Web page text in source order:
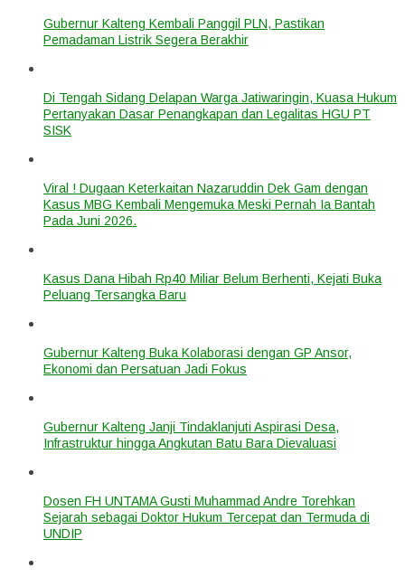
Gubernur Kalteng Kembali Panggil PLN, Pastikan
Pemadaman Listrik Segera Berakhir
Di Tengah Sidang Delapan Warga Jatiwaringin, Kuasa Hukum
Pertanyakan Dasar Penangkapan dan Legalitas HGU PT
SISK
Viral ! Dugaan Keterkaitan Nazaruddin Dek Gam dengan
Kasus MBG Kembali Mengemuka Meski Pernah Ia Bantah
Pada Juni 2026.
Kasus Dana Hibah Rp40 Miliar Belum Berhenti, Kejati Buka
Peluang Tersangka Baru
Gubernur Kalteng Buka Kolaborasi dengan GP Ansor,
Ekonomi dan Persatuan Jadi Fokus
Gubernur Kalteng Janji Tindaklanjuti Aspirasi Desa,
Infrastruktur hingga Angkutan Batu Bara Dievaluasi
Dosen FH UNTAMA Gusti Muhammad Andre Torehkan
Sejarah sebagai Doktor Hukum Tercepat dan Termuda di
UNDIP